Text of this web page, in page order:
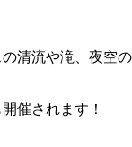
清流や滝、夜空
催されます！